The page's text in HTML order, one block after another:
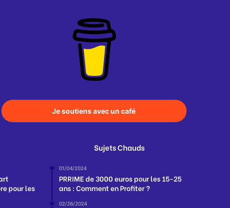
Je soutiens avec un café
pour les
Sujets Chauds
01/04/2024
PRRIME de 3000 euros pour les 15-25
ans : Comment en Profiter ?
02/26/2024